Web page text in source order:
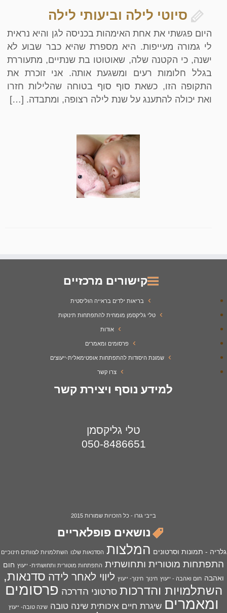
סיוטי לילה וביעותי לילה
היום פגשתי את אחת האימהות בכניסה לגן והיא נראית
לי גמורה מעייפות. היא מספרת שהיא כבר שבוע לא
ישנה, כי הקטנה שלה, שאוטוטו בת שנתיים, מתעוררת
בגלל חלומות רעים ומשגעת אותה. אני זוכרת את
התקופה הזו, כשאת סוף סוף בטוחה שהלילות חזרו
ואת יכולה להתענג על שנת לילה רצופה, ומתבדה. […]
קישורים מרכזיים
בריאות ילדים בראייה הוליסטית
טלי גליקסמן מומחית להתפתחות תינוקות
אודות
פרסומים ומאמרים
שמונת היסודות להתפתחות אופטימאלית-ייעוצים
צרו קשר
למידע נוסף ויצירת קשר
טלי גליקסמן
050-8486651
בייבי גורו - כל הזכויות שמורות 2015
נושאים פופלאריים
גלריה - תמונות וסרטונים המלצות הסדנאות שלנו השתלמויות לצוותים חינוכיים
התפתחות מוטורית ותחושתית התפתחות מוטורית ותחושתית- ייעוץ חום
ואהבה חום ואהבה - ייעוץ חינוך חינוך- ייעוץ ליווי לאחר לידה סדנאות,
השתלמויות והדרכות סרטוני הדרכה פרסומים
ומאמרים שיגרת חיים איכותית שינה טובה שינה טובה- ייעוץ